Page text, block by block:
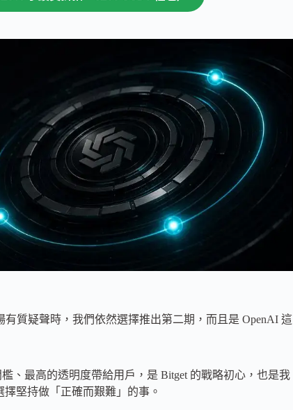
質疑聲時，我們依然選擇推出第二期，而且是 OpenAI 這
、最高的透明度帶給用戶，是 Bitget 的戰略初心，也是我
堅持做「正確而艱難」的事。